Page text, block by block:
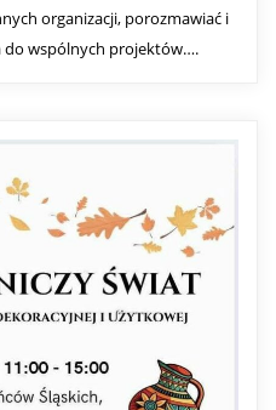
organizacji, porozmawiać i
do wspólnych projektów….